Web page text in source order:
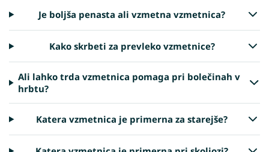
Je boljša penasta ali vzmetna vzmetnica?
Kako skrbeti za prevleko vzmetnice?
Ali lahko trda vzmetnica pomaga pri bolečinah v
hrbtu?
Katera vzmetnica je primerna za starejše?